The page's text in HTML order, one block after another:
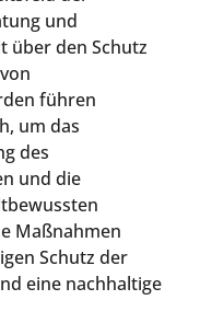
und
über den Schutz
führen
um das
des
und die
Maßnahmen
Schutz der
eine nachhaltige